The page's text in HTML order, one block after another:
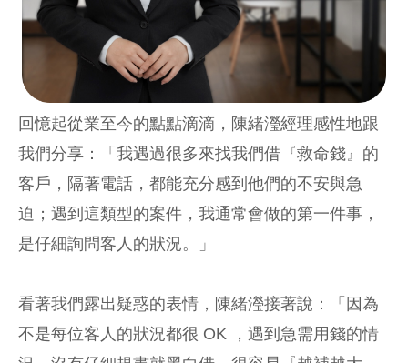
回憶起從業至今的點點滴滴，陳緒瀅經理感性地跟
我們分享：「我遇過很多來找我們借『救命錢』的
客戶，隔著電話，都能充分感到他們的不安與急
迫；遇到這類型的案件，我通常會做的第一件事，
是仔細詢問客人的狀況。」
看著我們露出疑惑的表情，陳緒瀅接著說：「因為
不是每位客人的狀況都很 OK ，遇到急需用錢的情